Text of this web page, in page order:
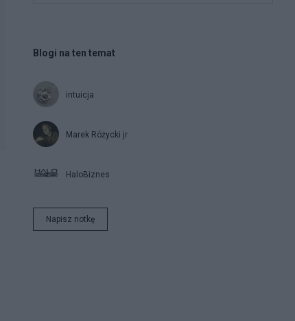
Blogi na ten temat
intuicja
Marek Różycki jr
HaloBiznes
Napisz notkę